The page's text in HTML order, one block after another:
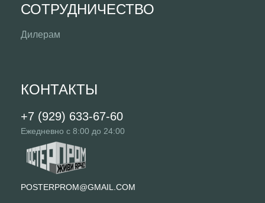
СОТРУДНИЧЕСТВО
Дилерам
КОНТАКТЫ
+7 (929) 633-67-60
Ежедневно с 8:00 до 24:00
POSTERPROM@GMAIL.COM